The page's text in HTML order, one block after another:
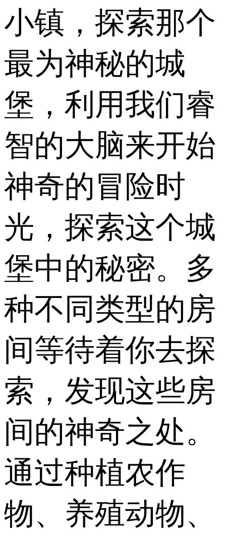
小镇，探索那个
最为神秘的城
堡，利用我们睿
智的大脑来开始
神奇的冒险时
光，探索这个城
堡中的秘密。多
种不同类型的房
间等待着你去探
索，发现这些房
间的神奇之处。
通过种植农作
物、养殖动物、